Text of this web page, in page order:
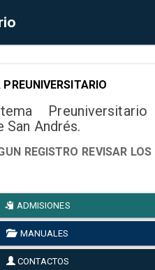
San Andrés.
REGISTRO REVISAR
ADMISIONES
MANUALES
CONTACTOS